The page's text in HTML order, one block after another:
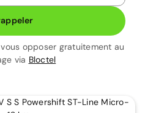
opposer gratuitement au
via Bloctel